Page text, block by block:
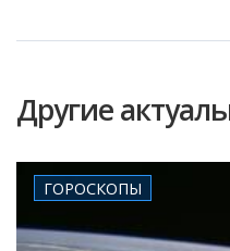
Другие
ГОРОСКОПЫ